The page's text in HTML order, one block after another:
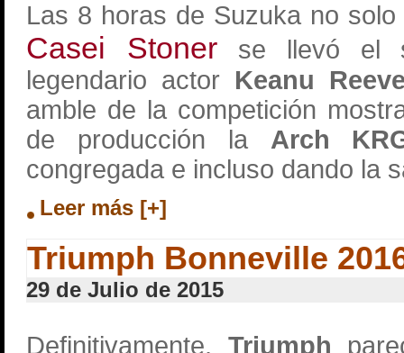
Las 8 horas de Suzuka no
Casei Stoner
se llevó el
legendario actor Keanu
amble de la competición
de producción la Arch
congregada e incluso dando la
Leer más [+]
Triumph Bonneville
29 de Julio de 2015
Definitivamente, Triumph